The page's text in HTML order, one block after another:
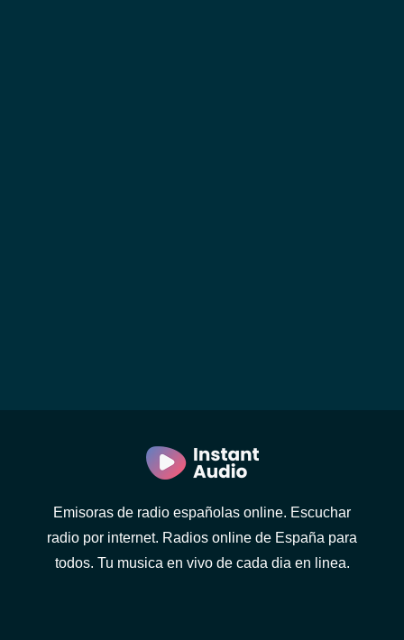
Emisoras de radio españolas online. Escuchar
radio por internet. Radios online de España para
todos. Tu musica en vivo de cada dia en linea.